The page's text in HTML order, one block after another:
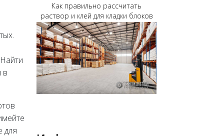
в
для
Как правильно рассчитать
раствор и клей для кладки блоков